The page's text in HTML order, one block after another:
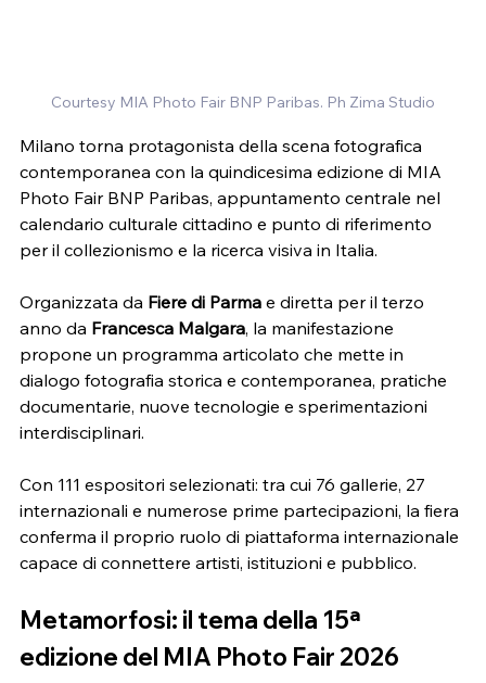
Courtesy MIA Photo Fair BNP Paribas. Ph Zima Studio
Milano torna protagonista della scena fotografica
contemporanea con la quindicesima edizione di MIA
Photo Fair BNP Paribas, appuntamento centrale nel
calendario culturale cittadino e punto di riferimento
per il collezionismo e la ricerca visiva in Italia.
Organizzata da Fiere di Parma e diretta per il terzo
anno da Francesca Malgara, la manifestazione
propone un programma articolato che mette in
dialogo fotografia storica e contemporanea, pratiche
documentarie, nuove tecnologie e sperimentazioni
interdisciplinari.
Con 111 espositori selezionati: tra cui 76 gallerie, 27
internazionali e numerose prime partecipazioni, la fiera
conferma il proprio ruolo di piattaforma internazionale
capace di connettere artisti, istituzioni e pubblico.
Metamorfosi: il tema della 15ª
edizione del MIA Photo Fair 2026